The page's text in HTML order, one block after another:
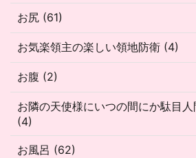
お尻 (61)
お気楽領主の楽しい領地防衛 (4)
お腹 (2)
お隣の天使様にいつの間にか駄目
(4)
お風呂 (62)